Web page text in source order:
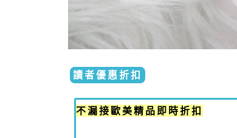
讀者優惠折扣
不漏接歐美精品即時折扣